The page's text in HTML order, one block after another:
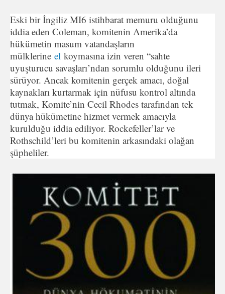
Eski bir İngiliz MI6 istihbarat memuru olduğunu
iddia eden Coleman, komitenin Amerika’da
hükümetin masum vatandaşların
mülklerine el koymasına izin veren “sahte
uyuşturucu savaşları’ndan sorumlu olduğunu ileri
sürüyor. Ancak komitenin gerçek amacı, doğal
kaynakları kurtarmak için nüfusu kontrol altında
tutmak, Komite’nin Cecil Rhodes tarafından tek
dünya hükümetine hizmet vermek amacıyla
kurulduğu iddia ediliyor. Rockefeller’lar ve
Rothschild’leri bu komitenin arkasındaki olağan
şüpheliler.